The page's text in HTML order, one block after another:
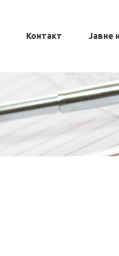
Контакт Јавне